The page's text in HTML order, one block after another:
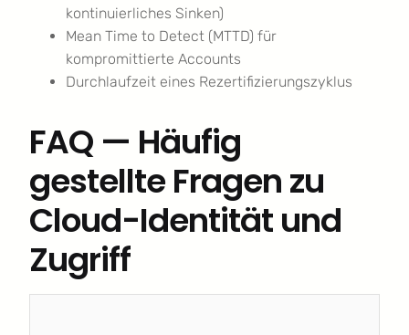
kontinuierliches Sinken)
Mean Time to Detect (MTTD) für
kompromittierte Accounts
Durchlaufzeit eines Rezertifizierungszyklus
FAQ — Häufig
gestellte Fragen zu
Cloud-Identität und
Zugriff